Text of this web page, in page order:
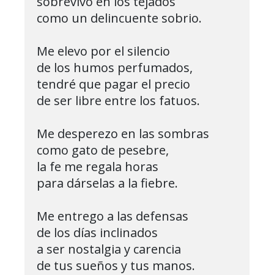
como un delincuente sobrio.
Me elevo por el silencio
de los humos perfumados,
tendré que pagar el precio
de ser libre entre los fatuos.
Me desperezo en las sombras
como gato de pesebre,
la fe me regala horas
para dárselas a la fiebre.
Me entrego a las defensas
de los días inclinados
a ser nostalgia y carencia
de tus sueños y tus manos.